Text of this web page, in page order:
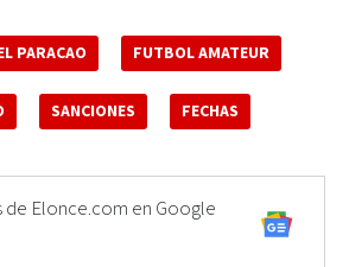
PARACAO FUTBOL AMATEUR
SANCIONES FECHAS
de Elonce.com en Google